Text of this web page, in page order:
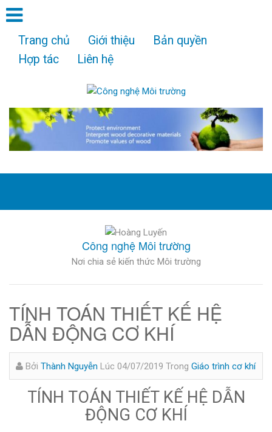
Trang chủ Giới thiệu
Bản quyền
Hợp tác
Liên hệ
Công nghệ Môi trường
Nơi chia sẻ kiến thức Môi trường
TÍNH TOÁN THIẾT KẾ HỆ
DẪN ĐỘNG CƠ KHÍ
Bởi Thành Nguyễn Lúc 04/07/2019 Trong Giáo trình cơ khí
TÍNH TOÁN THIẾT KẾ HỆ DẪN
ĐỘNG CƠ KHÍ